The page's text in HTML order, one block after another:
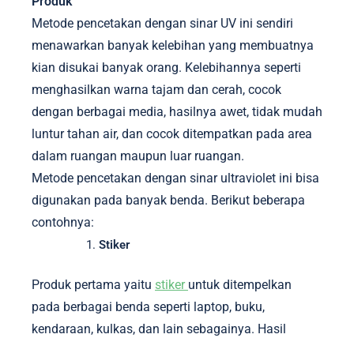
Metode pencetakan dengan sinar UV ini sendiri
menawarkan banyak kelebihan yang membuatnya
kian disukai banyak orang. Kelebihannya seperti
menghasilkan warna tajam dan cerah, cocok
dengan berbagai media, hasilnya awet, tidak mudah
luntur tahan air, dan cocok ditempatkan pada area
dalam ruangan maupun luar ruangan.
Metode pencetakan dengan sinar ultraviolet ini bisa
digunakan pada banyak benda. Berikut beberapa
contohnya:
Stiker
Produk pertama yaitu stiker untuk ditempelkan
pada berbagai benda seperti laptop, buku,
kendaraan, kulkas, dan lain sebagainya. Hasil